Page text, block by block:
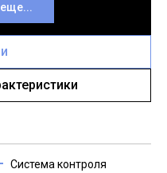
Система контроля